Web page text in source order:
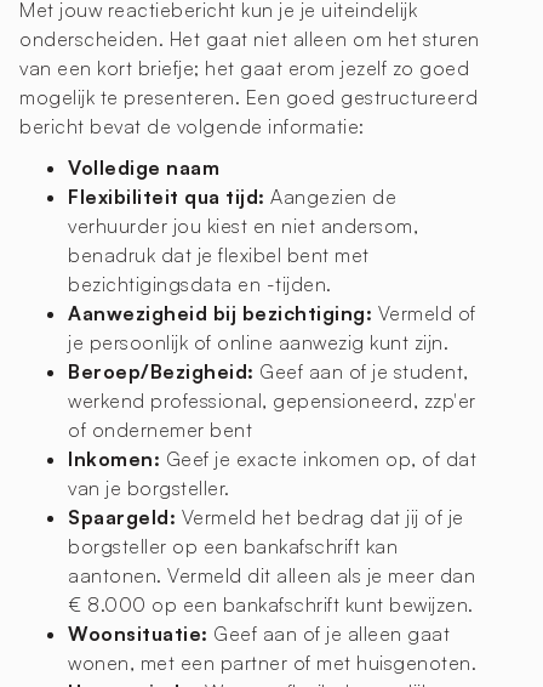
Met jouw reactiebericht kun je je uiteindelijk
onderscheiden. Het gaat niet alleen om het sturen
van een kort briefje; het gaat erom jezelf zo goed
mogelijk te presenteren. Een goed gestructureerd
bericht bevat de volgende informatie:
Volledige naam
Flexibiliteit qua tijd: Aangezien de
verhuurder jou kiest en niet andersom,
benadruk dat je flexibel bent met
bezichtigingsdata en -tijden.
Aanwezigheid bij bezichtiging: Vermeld of
je persoonlijk of online aanwezig kunt zijn.
Beroep/Bezigheid: Geef aan of je student,
werkend professional, gepensioneerd, zzp'er
of ondernemer bent
Inkomen: Geef je exacte inkomen op, of dat
van je borgsteller.
Spaargeld: Vermeld het bedrag dat jij of je
borgsteller op een bankafschrift kan
aantonen. Vermeld dit alleen als je meer dan
€ 8.000 op een bankafschrift kunt bewijzen.
Woonsituatie: Geef aan of je alleen gaat
wonen, met een partner of met huisgenoten.